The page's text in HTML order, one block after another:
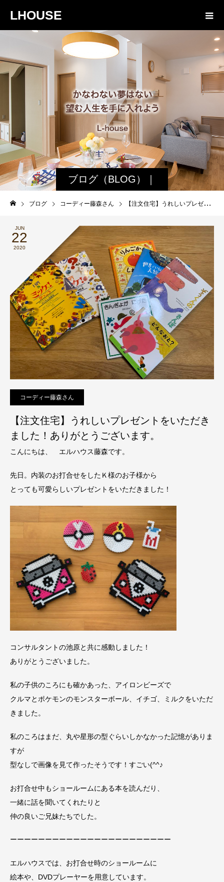
LHOUSE
ブログ（BLOG）｜
諏訪・松本の工務店
エルハウス
ブログ コーディー藤森さん 【注文住宅】うれしいプレゼントをいただきました！ありがとうございます。
JUN
22
2020
コーディー藤森さん
【注文住宅】うれしいプレゼントをいただき
ました！ありがとうございます。
こんにちは、 エルハウス藤森です。
先日。内装のお打合せをしたＫ様のお子様から
とっても可愛らしいプレゼントをいただきました！
コンサルタントの池原と共に感動しました！
ありがとうございました。
私の子供のころにも確かあった、アイロンビーズで
クルマとポケモンのモンスターボール、イチゴ、ミルクをいただ
きました。
私のころはまだ、丸や星形の型ぐらいしかなかった記憶がありま
すが
型なしで画像を見て作ったそうです！すごい(^^♪
お打合せ中もショールームにある本を読んだり、
一緒に話を聞いてくれたりと
仲の良いご兄妹たちでした。
ーーーーーーーーーーーーーーーーーーーーーーー
エルハウスでは、お打合せ時のショールームに
絵本や、DVDプレーヤーを用意しています。